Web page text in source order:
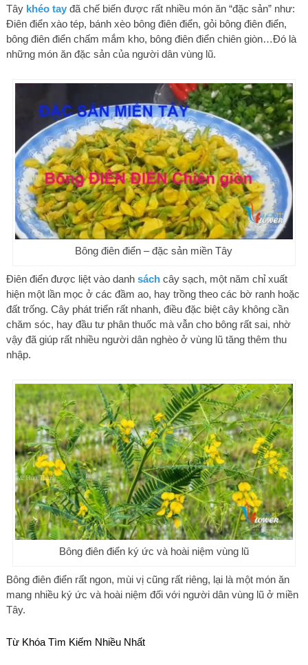
Tây khéo tayđã chế biến được rất nhiều món ăn “đặc sản” như:
Điên điển xào tép, bánh xèo bông điên điển, gỏi bông điên điển,
bông điên điển chấm mắm kho, bông điên điển chiên giòn…Đó là
những món ăn đặc sản của người dân vùng lũ.
Bông điên điển – đặc sản miền Tây
Điên điển được liệt vào danh sáchcây sạch, một năm chỉ xuất
hiện một lần mọc ở các đầm ao, hay trồng theo các bờ ranh hoặc
đất trống. Cây phát triển rất nhanh, điều đặc biệt cây không cần
chăm sóc, hay đầu tư phân thuốc mà vẫn cho bông rất sai, nhờ
vậy đã giúp rất nhiều người dân nghèo ở vùng lũ tăng thêm thu
nhập.
Bông điên điển ký ức và hoài niệm vùng lũ
Bông điên điển rất ngon, mùi vị cũng rất riêng, lại là một món ăn
mang nhiều ký ức và hoài niệm đối với người dân vùng lũ ở miền
Tây.
Từ Khóa Tìm Kiếm Nhiều Nhất